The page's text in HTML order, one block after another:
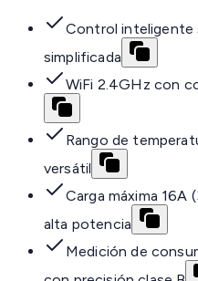
Control inteligente
simplificada
WiFi 2.4GHz con
Rango de
versátil
Carga máxima 16A
alta potencia
Medición de